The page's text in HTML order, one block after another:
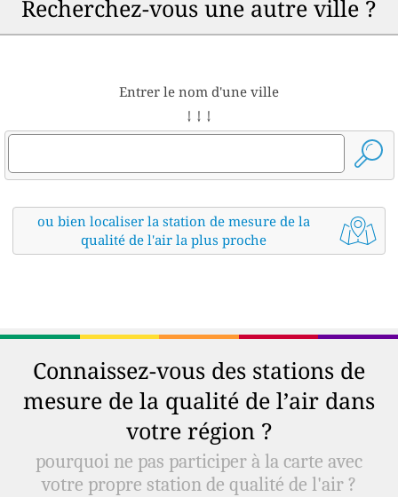
Recherchez-vous une autre ville ?
Entrer le nom d'une ville
↓ ↓ ↓
ou bien localiser la station de mesure de la
qualité de l'air la plus proche
Connaissez-vous des stations de
mesure de la qualité de l’air dans
votre région ?
pourquoi ne pas participer à la carte avec
votre propre station de qualité de l'air ?